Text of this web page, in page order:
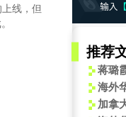
线，但
推荐
加拿